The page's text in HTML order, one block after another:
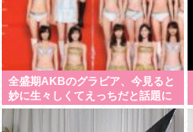
全盛期AKBのグラビア、今見ると
妙に生々しくてえっちだと話題に
www